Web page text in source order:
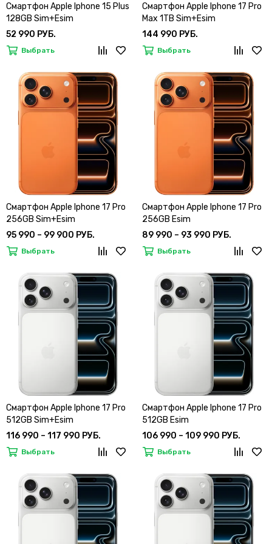
Смартфон Apple Iphone 15 Plus
128GB Sim+Esim
52 990 РУБ.
Выбрать
Смартфон Apple Iphone 17 Pro
Max 1TB Sim+Esim
144 990 РУБ.
Выбрать
Смартфон Apple Iphone 17 Pro
256GB Sim+Esim
95 990 – 99 900 РУБ.
Выбрать
Смартфон Apple Iphone 17 Pro
256GB Esim
89 990 – 93 990 РУБ.
Выбрать
Смартфон Apple Iphone 17 Pro
512GB Sim+Esim
116 990 – 117 990 РУБ.
Выбрать
Смартфон Apple Iphone 17 Pro
512GB Esim
106 990 – 109 990 РУБ.
Выбрать